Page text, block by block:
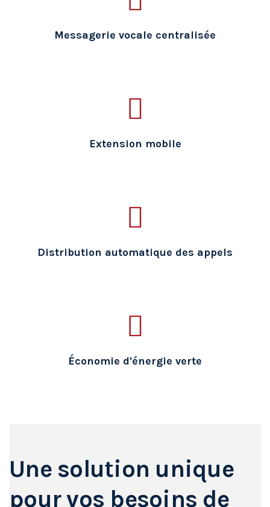
Messagerie vocale centralisée
Extension mobile
Distribution automatique des appels
Économie d'énergie verte
Une solution unique
pour vos besoins de